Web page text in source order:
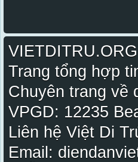
VIETDITRU.ORG
Trang tổng hợp
Chuyên trang về
VPGD: 12235
Liên hệ Việt Di
Email: